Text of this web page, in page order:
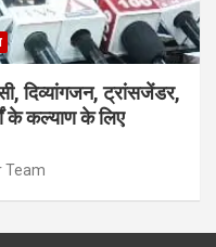
दिव्यांगजन, ट्रांसजेंडर,
के कल्याण के लिए
Team